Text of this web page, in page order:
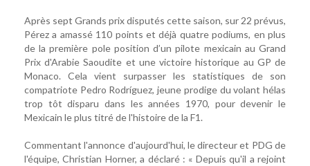
Après sept Grands prix disputés cette saison, sur 22 prévus,
Pérez a amassé 110 points et déjà quatre podiums, en plus
de la première pole position d’un pilote mexicain au Grand
Prix d'Arabie Saoudite et une victoire historique au GP de
Monaco. Cela vient surpasser les statistiques de son
compatriote Pedro Rodríguez, jeune prodige du volant hélas
trop tôt disparu dans les années 1970, pour devenir le
Mexicain le plus titré de l'histoire de la F1.
Commentant l'annonce d'aujourd'hui, le directeur et PDG de
l'équipe, Christian Horner, a déclaré : « Depuis qu'il a rejoint